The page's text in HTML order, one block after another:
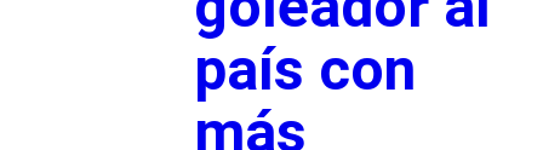
país con
más